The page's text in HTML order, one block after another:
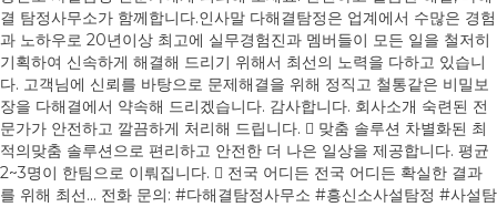
결 탐정사무소가 함께합니다.​인사말 다해결탐정은 업계에서 수많은 경험
과 노하우로 20년이상 최고에 실무경험진과 멤버들이 모든 일을 철저히
기획하여 신속하게 해결해 드리기 위해서 최선의 노력을 다하고 있습니
다. 고객님에 신뢰를 바탕으로 문제해결을 위해 정직고 철통같은 비밀보
장을 다해결에서 약속해 드리겠습니다. 감사합니다. 회사소개 숙련된 전
문가가 안전하고 깔끔하게 처리해 드립니다.  맞춤 솔루션 차별화된 최
적의맞춤 솔루션으로 편리하고 안전한 더 나은 일상을 제공합니다. 평균
2~3명이 한팀으로 이뤄집니다.  전국 어디든 전국 어디든 확실한 결과
를 위해 최선... 전화 문의: #다해결탐정사무소 #흥신소사설탐정 #사설탐